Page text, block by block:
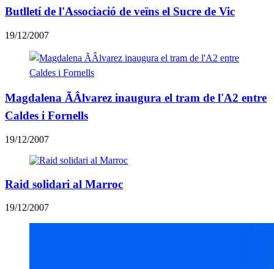
Butlletí de l'Associació de veïns el Sucre de Vic
19/12/2007
Magdalena ÃÂlvarez inaugura el tram de l'A2 entre
Caldes i Fornells
19/12/2007
Raid solidari al Marroc
19/12/2007